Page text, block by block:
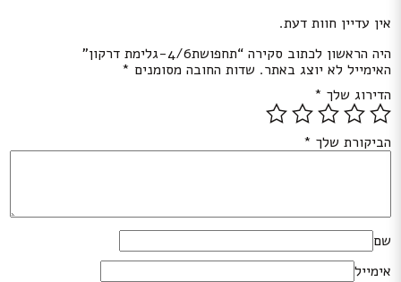
אין עדיין חוות דעת.
היה הראשון לכתוב סקירה “תחפושת4/6-גלימת דרקון”
האימייל לא יוצג באתר. שדות החובה מסומנים *
הדירוג שלך *
הביקורת שלך *
שם
אימייל